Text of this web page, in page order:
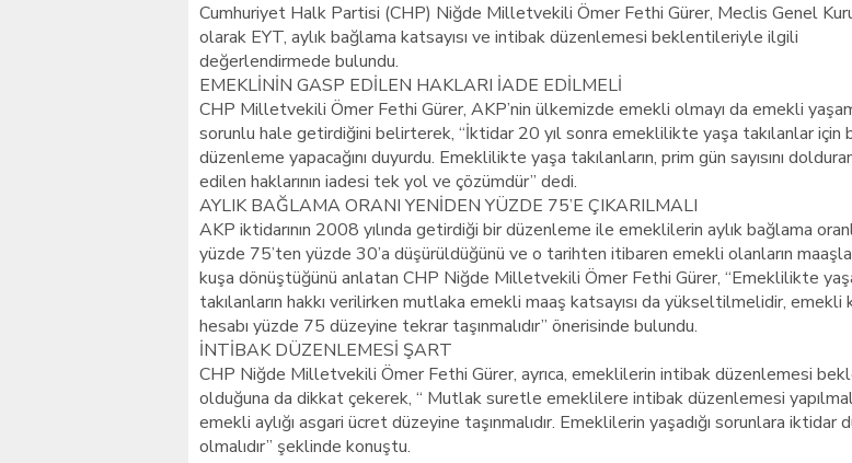
Cumhuriyet Halk Partisi (CHP) Niğde Milletvekili Ömer Fethi Gürer, Meclis Genel
olarak EYT, aylık bağlama katsayısı ve intibak düzenlemesi beklentileriyle ilgili
değerlendirmede bulundu.
EMEKLİNİN GASP EDİLEN HAKLARI İADE EDİLMELİ
CHP Milletvekili Ömer Fethi Gürer, AKP’nin ülkemizde emekli olmayı da emekli
sorunlu hale getirdiğini belirterek, “İktidar 20 yıl sonra emeklilikte yaşa takılanlar için
düzenleme yapacağını duyurdu. Emeklilikte yaşa takılanların, prim gün sayısını
edilen haklarının iadesi tek yol ve çözümdür” dedi.
AYLIK BAĞLAMA ORANI YENİDEN YÜZDE 75’E ÇIKARILMALI
AKP iktidarının 2008 yılında getirdiği bir düzenleme ile emeklilerin aylık bağlama
yüzde 75’ten yüzde 30’a düşürüldüğünü ve o tarihten itibaren emekli olanların
kuşa dönüştüğünü anlatan CHP Niğde Milletvekili Ömer Fethi Gürer, “Emeklilikte
takılanların hakkı verilirken mutlaka emekli maaş katsayısı da yükseltilmelidir, emekli
hesabı yüzde 75 düzeyine tekrar taşınmalıdır” önerisinde bulundu.
İNTİBAK DÜZENLEMESİ ŞART
CHP Niğde Milletvekili Ömer Fethi Gürer, ayrıca, emeklilerin intibak düzenlemesi
olduğuna da dikkat çekerek, “ Mutlak suretle emeklilere intibak düzenlemesi
emekli aylığı asgari ücret düzeyine taşınmalıdır. Emeklilerin yaşadığı sorunlara iktidar
olmalıdır” şeklinde konuştu.